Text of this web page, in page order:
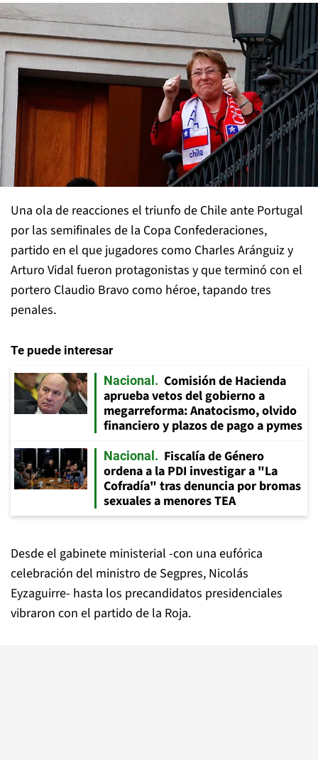
Una ola de reacciones el triunfo de Chile ante Portugal
por las semifinales de la Copa Confederaciones,
partido en el que jugadores como Charles Aránguiz y
Arturo Vidal fueron protagonistas y que terminó con el
portero Claudio Bravo como héroe, tapando tres
penales.
Te puede interesar
Nacional
Comisión de Hacienda
aprueba vetos del gobierno a
megarreforma: Anatocismo, olvido
financiero y plazos de pago a pymes
Nacional
Fiscalía de Género
ordena a la PDI investigar a "La
Cofradía" tras denuncia por bromas
sexuales a menores TEA
Desde el gabinete ministerial -con una eufórica
celebración del ministro de Segpres, Nicolás
Eyzaguirre- hasta los precandidatos presidenciales
vibraron con el partido de la Roja.